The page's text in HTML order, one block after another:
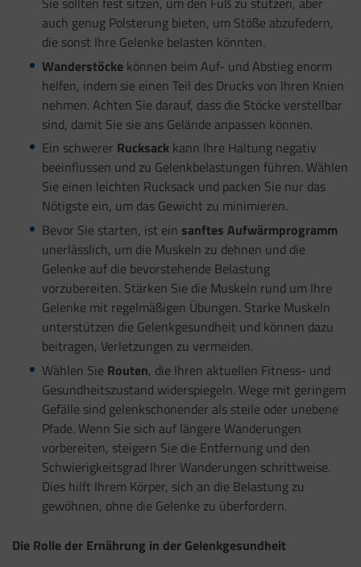
auch genug Polsterung bieten, um Stöße abzufedern,
die sonst Ihre Gelenke belasten könnten.
Wanderstöckekönnen beim Auf- und Abstieg enorm
helfen, indem sie einen Teil des Drucks von Ihren Knien
nehmen. Achten Sie darauf, dass die Stöcke verstellbar
sind, damit Sie sie ans Gelände anpassen können.
Ein schwerer Rucksackkann Ihre Haltung negativ
beeinflussen und zu Gelenkbelastungen führen. Wählen
Sie einen leichten Rucksack und packen Sie nur das
Nötigste ein, um das Gewicht zu minimieren.
Bevor Sie starten, ist ein sanftes Aufwärmprogramm
unerlässlich, um die Muskeln zu dehnen und die
Gelenke auf die bevorstehende Belastung
vorzubereiten. Stärken Sie die Muskeln rund um Ihre
Gelenke mit regelmäßigen Übungen. Starke Muskeln
unterstützen die Gelenkgesundheit und können dazu
beitragen, Verletzungen zu vermeiden.
Wählen Sie Routen, die Ihren aktuellen Fitness- und
Gesundheitszustand widerspiegeln. Wege mit geringem
Gefälle sind gelenkschonender als steile oder unebene
Pfade. Wenn Sie sich auf längere Wanderungen
vorbereiten, steigern Sie die Entfernung und den
Schwierigkeitsgrad Ihrer Wanderungen schrittweise.
Dies hilft Ihrem Körper, sich an die Belastung zu
gewöhnen, ohne die Gelenke zu überfordern.
Die Rolle der Ernährung in der Gelenkgesundheit